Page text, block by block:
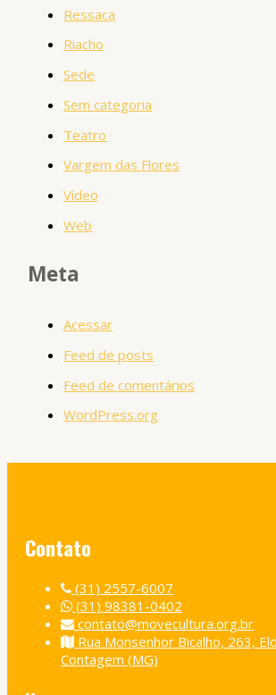
Ressaca
Riacho
Sede
Sem categoria
Teatro
Vargem das Flores
Vídeo
Web
Meta
Acessar
Feed de posts
Feed de comentários
WordPress.org
Contato
(31) 2557-6007
(31) 98381-0402
contato@movecultura.org.br
Rua Monsenhor Bicalho, 263,
Contagem (MG)